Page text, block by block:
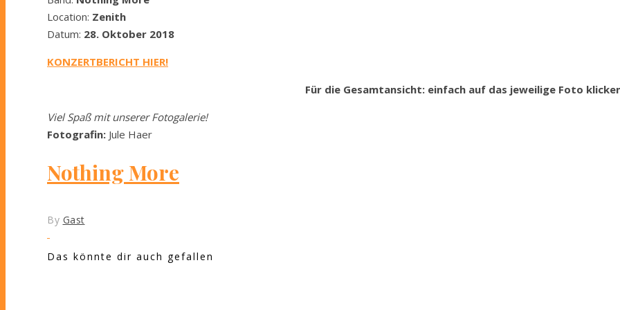
Location: Zenith
Datum: 28. Oktober 2018
KONZERTBERICHT HIER!
Für die Gesamtansicht: einfach auf das jeweilige Foto
Viel Spaß mit unserer Fotogalerie!
Fotografin: Jule Haer
Nothing More
By Gast
Das könnte dir auch gefallen